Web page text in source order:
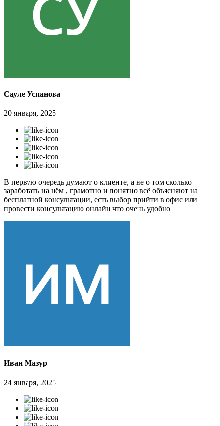
Сауле Успанова
20 января, 2025
В первую очередь думают о клиенте, а не о том сколько
заработать на нём , грамотно и понятно всё объясняют на
бесплатной консультации, есть выбор прийти в офис или
провести консультацию онлайн что очень удобно
Иван Мазур
24 января, 2025